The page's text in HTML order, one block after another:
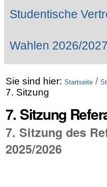
Studentische
Wahlen 2026/2027
Sie sind hier: Startseite /
7. Sitzung
7. Sitzung
7. Sitzung des
2025/2026